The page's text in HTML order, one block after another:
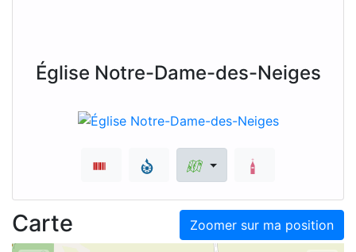
Église Notre-Dame-des-Neiges
Zoomer sur ma position
Carte